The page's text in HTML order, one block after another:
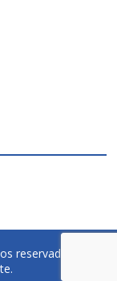
reservados.